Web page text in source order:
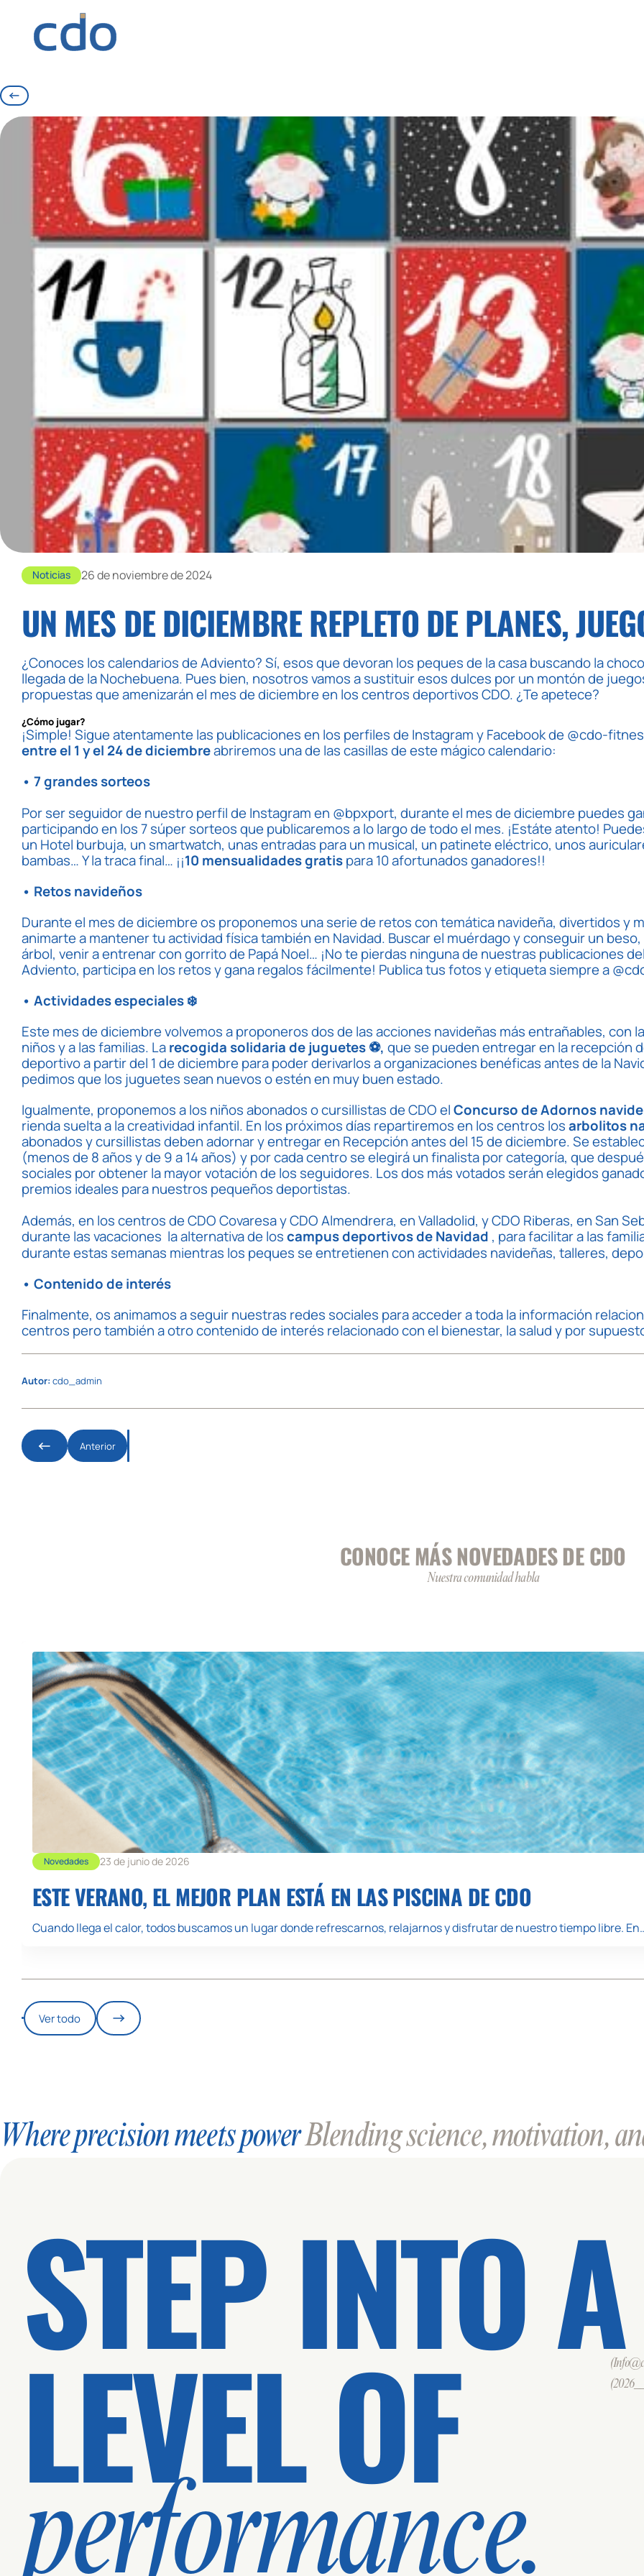
Noticias 26 de noviembre de 2024
UN MES DE DICIEMBRE REPLETO DE PLANES,
¿Conoces los calendarios de Adviento? Sí, esos que devoran los peques de la casa buscando la
llegada de la Nochebuena. Pues bien, nosotros vamos a sustituir esos dulces por un montón de
propuestas que amenizarán el mes de diciembre en los centros deportivos CDO. ¿Te apetece?
¿Cómo jugar?
¡Simple! Sigue atentamente las publicaciones en los perfiles de Instagram y Facebook de @cdo-
entre el 1 y el 24 de diciembreabriremos una de las casillas de este mágico calendario:
• 7 grandes sorteos
Por ser seguidor de nuestro perfil de Instagram en @bpxport, durante el mes de diciembre puedes
participando en los 7 súper sorteos que publicaremos a lo largo de todo el mes. ¡Estáte atento!
un Hotel burbuja, un smartwatch, unas entradas para un musical, un patinete eléctrico, unos
bambas… Y la traca final… ¡¡10 mensualidades gratispara 10 afortunados ganadores!!
• Retos navideños
Durante el mes de diciembre os proponemos una serie de retos con temática navideña, divertidos y
animarte a mantener tu actividad física también en Navidad. Buscar el muérdago y conseguir un
árbol, venir a entrenar con gorrito de Papá Noel… ¡No te pierdas ninguna de nuestras publicaciones
Adviento, participa en los retos y gana regalos fácilmente! Publica tus fotos y etiqueta siempre a
• Actividades especiales ❄️
Este mes de diciembre volvemos a proponeros dos de las acciones navideñas más entrañables, con
niños y a las familias. Larecogida solidaria de juguetes ⚽, que se pueden entregar en la recepción
deportivo a partir del 1 de diciembre para poder derivarlos a organizaciones benéficas antes de la
pedimos que los juguetes sean nuevos o estén en muy buen estado.
Igualmente, proponemos a los niños abonados o cursillistas de CDO elConcurso de Adornos
rienda suelta a la creatividad infantil. En los próximos días repartiremos en los centros losarbolitos
abonados y cursillistas deben adornar y entregar en Recepción antes del 15 de diciembre. Se
(menos de 8 años y de 9 a 14 años) y por cada centro se elegirá un finalista por categoría, que
sociales por obtener la mayor votación de los seguidores. Los dos más votados serán elegidos
premios ideales para nuestros pequeños deportistas.
Además, en los centros de CDO Covaresa y CDO Almendrera, en Valladolid, y CDO Riberas, en San
durante las vacaciones la alternativa de loscampus deportivosde Navidad , para facilitar a las
durante estas semanas mientras los peques se entretienen con actividades navideñas, talleres,
• Contenido de interés
Finalmente, os animamos a seguir nuestras redes sociales para acceder a toda la información
centros pero también a otro contenido de interés relacionado con el bienestar, la salud y por
Autor: cdo_admin
Anterior
CONOCE MÁS NOVEDADES DE CDO
Nuestra comunidad habla
Novedades 23 de junio de 2026
ESTE VERANO, EL MEJOR PLAN ESTÁ EN LAS PISCINA DE CDO
Cuando llega el calor, todos buscamos un lugar donde refrescarnos, relajarnos y disfrutar de nuestro tiempo libre.
Ver todo
Where precision meets powerBlending science, motivation,
STEP INTO
LEVEL OF
performance.